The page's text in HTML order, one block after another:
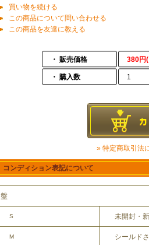
買い物を続ける
この商品について問い合わせる
この商品を友達に教える
・ 販売価格 380円
・ 購入数 1
» 特定商取引法
コンディション表記について
盤
S 未開封・
M シールド